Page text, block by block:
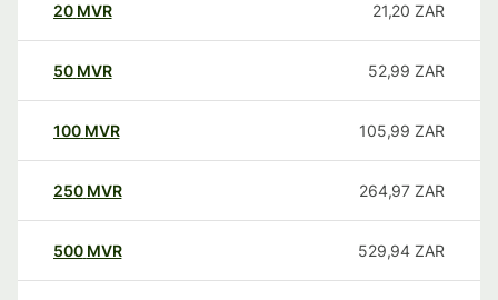
20 MVR 21,20 ZAR
50 MVR 52,99 ZAR
100 MVR 105,99 ZAR
250 MVR 264,97 ZAR
500 MVR 529,94 ZAR